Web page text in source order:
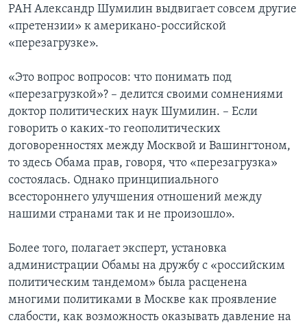
РАН Александр Шумилин выдвигает совсем другие
«претензии» к американо-российской
«перезагрузке».
«Это вопрос вопросов: что понимать под
«перезагрузкой»? – делится своими сомнениями
доктор политических наук Шумилин. – Если
говорить о каких-то геополитических
договоренностях между Москвой и Вашингтоном,
то здесь Обама прав, говоря, что «перезагрузка»
состоялась. Однако принципиального
всестороннего улучшения отношений между
нашими странами так и не произошло».
Более того, полагает эксперт, установка
администрации Обамы на дружбу с «российским
политическим тандемом» была расценена
многими политиками в Москве как проявление
слабости, как возможность оказывать давление на